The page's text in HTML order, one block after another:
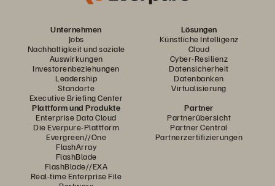
Unternehmen
Jobs
Nachhaltigkeit und soziale
Auswirkungen
Investorenbeziehungen
Leadership
Standorte
Executive Briefing Center
Lösungen
Künstliche Intelligenz
Cloud
Cyber-Resilienz
Datensicherheit
Datenbanken
Virtualisierung
Plattform und Produkte
Enterprise Data Cloud
Die Everpure-Plattform
Evergreen//One
FlashArray
FlashBlade
FlashBlade//EXA
Real-time Enterprise File
Partner
Partnerübersicht
Partner Central
Partnerzertifizierungen